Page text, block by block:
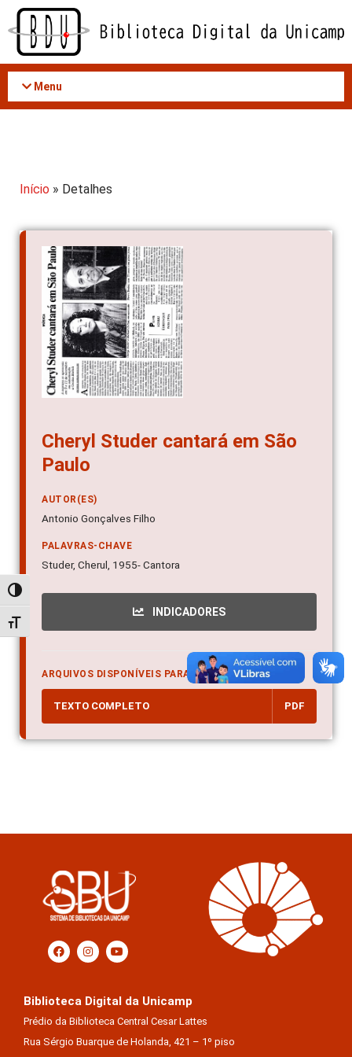
Acessar
conteúdo
Alternar alto contraste
Alternar tamanho da fonte
Menu
Início » Detalhes
Cheryl Studer cantará em São
Paulo
AUTOR(ES)
Antonio Gonçalves Filho
PALAVRAS-CHAVE
Studer, Cherul, 1955- Cantora
INDICADORES
ARQUIVOS DISPONÍVEIS PARA DOWNLOAD
TEXTO COMPLETO PDF
Biblioteca Digital da Unicamp
Prédio da Biblioteca Central Cesar Lattes
Rua Sérgio Buarque de Holanda, 421 – 1º piso